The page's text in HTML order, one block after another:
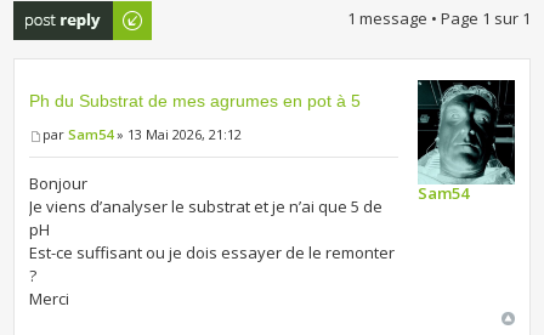
Publier une
réponse
1 message • Page 1 sur 1
Ph du Substrat de mes agrumes en pot à 5
parSam54» 13 Mai 2026, 21:12
Bonjour
Je viens d’analyser le substrat et je n’ai que 5 de
pH
Est-ce suffisant ou je dois essayer de le remonter
?
Merci
Sam54